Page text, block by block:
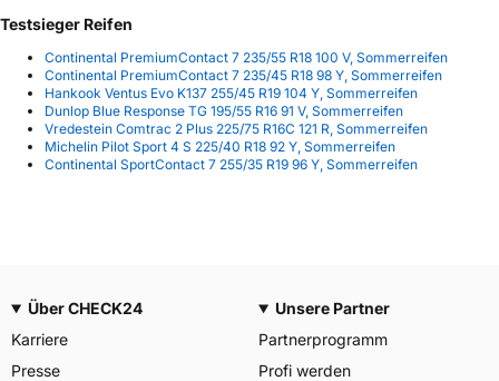
Testsieger Reifen
Continental PremiumContact 7 235/55 R18 100 V, Sommerreifen
Continental PremiumContact 7 235/45 R18 98 Y, Sommerreifen
Hankook Ventus Evo K137 255/45 R19 104 Y, Sommerreifen
Dunlop Blue Response TG 195/55 R16 91 V, Sommerreifen
Vredestein Comtrac 2 Plus 225/75 R16C 121 R, Sommerreifen
Michelin Pilot Sport 4 S 225/40 R18 92 Y, Sommerreifen
Continental SportContact 7 255/35 R19 96 Y, Sommerreifen
Über CHECK24
Karriere
Presse
Unsere Partner
Partnerprogramm
Profi werden